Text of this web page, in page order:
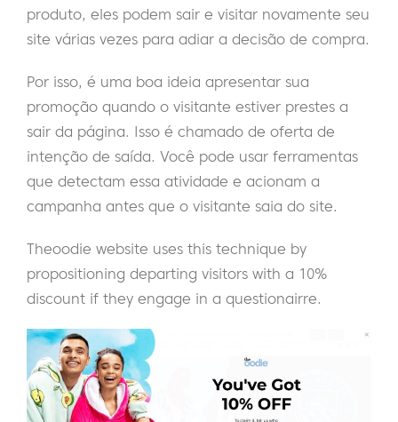
produto, eles podem sair e visitar novamente seu
site várias vezes para adiar a decisão de compra.
Por isso, é uma boa ideia apresentar sua
promoção quando o visitante estiver prestes a
sair da página. Isso é chamado de oferta de
intenção de saída. Você pode usar ferramentas
que detectam essa atividade e acionam a
campanha antes que o visitante saia do site.
Theoodie website uses this technique by
propositioning departing visitors with a 10%
discount if they engage in a questionairre.